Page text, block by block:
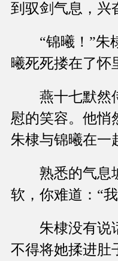
到驭剑气息，兴
“锦曦！”朱
曦死死搂在了怀
燕十七默然侍
慰的笑容。他悄
朱棣与锦曦在一
熟悉的气息坡
软，你难道：“
朱棣没有说话
不得将她揉进肚